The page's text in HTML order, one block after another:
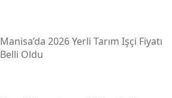
Manisa’da 2026 Yerli Tarım Işçi Fiyatı
Belli Oldu